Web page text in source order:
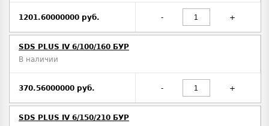
1201.60000000 руб. - +
SDS PLUS IV 6/100/160 БУР
В наличии
370.56000000 руб. - +
SDS PLUS IV 6/150/210 БУР